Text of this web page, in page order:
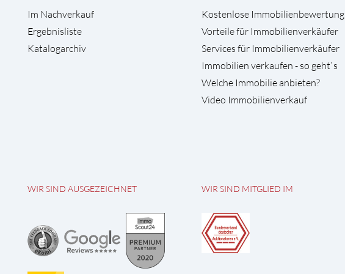
Im Nachverkauf
Ergebnisliste
Katalogarchiv
Kostenlose Immobilienbewertung
Vorteile für Immobilienverkäufer
Services für Immobilienverkäufer
Immobilien verkaufen - so geht`s
Welche Immobilie anbieten?
Video Immobilienverkauf
WIR SIND AUSGEZEICHNET WIR SIND MITGLIED IM